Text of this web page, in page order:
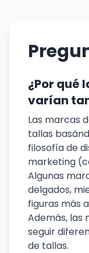
¿Por qué
varían
Las marcas
tallas
filosofía de
marketing
Algunas
delgados,
figuras más
Además, las
seguir
de tallas.